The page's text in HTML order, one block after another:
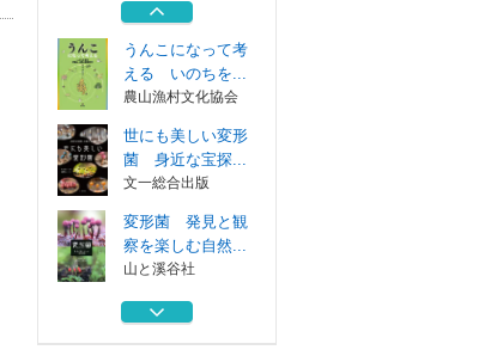
文一総合出版
うんこになって考
える いのちを...
農山漁村文化協会
世にも美しい変形
菌 身近な宝探...
文一総合出版
変形菌 発見と観
察を楽しむ自然...
山と溪谷社
ときめくコケ図鑑
山と溪谷社